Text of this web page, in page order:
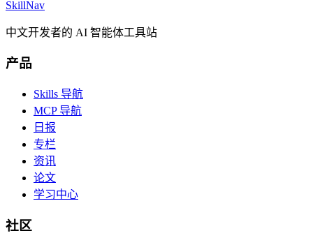
SkillNav
中文开发者的 AI 智能体工具站
产品
Skills 导航
MCP 导航
日报
专栏
资讯
论文
学习中心
社区